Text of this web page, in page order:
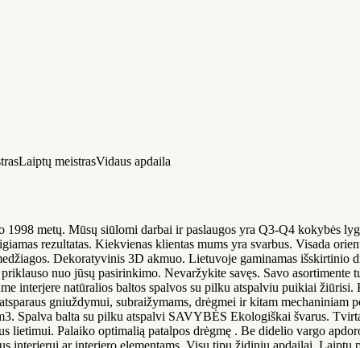
Laiptų meistrasVidaus apdaila
1998 metų. Mūsų siūlomi darbai ir paslaugos yra Q3-Q4 kokybės
rezultatas. Kiekvienas klientas mums yra svarbus. Visada
Dekoratyvinis 3D akmuo. Lietuvoje gaminamas
nuo jūsų pasirinkimo. Nevaržykite savęs. Savo
interjere natūralios baltos spalvos su pilku atspalviu puikiai
gniuždymui, subraižymams, drėgmei ir kitam
Spalva balta su pilku atspalvi SAVYBĖS Ekologiškai švarus.
lietimui. Palaiko optimalią patalpos drėgmę . Be didelio vargo
ar interjero elementams. Visų tipų židinių apdailai. Laiptų